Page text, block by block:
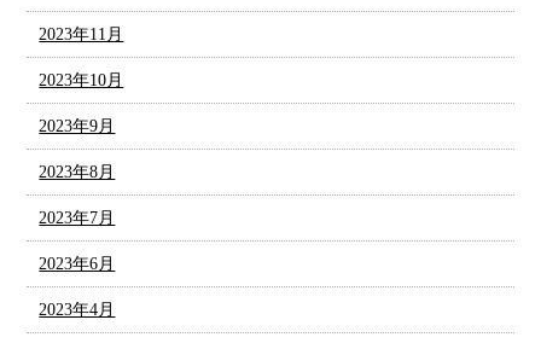
2023年11月
2023年10月
2023年9月
2023年8月
2023年7月
2023年6月
2023年4月